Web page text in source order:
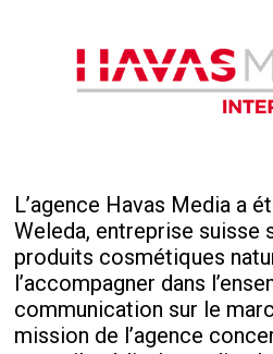
L’agence Havas Media a
Weleda, entreprise suisse
produits cosmétiques
l’accompagner dans
communication sur le
mission de l’agence